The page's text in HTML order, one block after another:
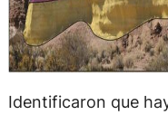
Identificaron que